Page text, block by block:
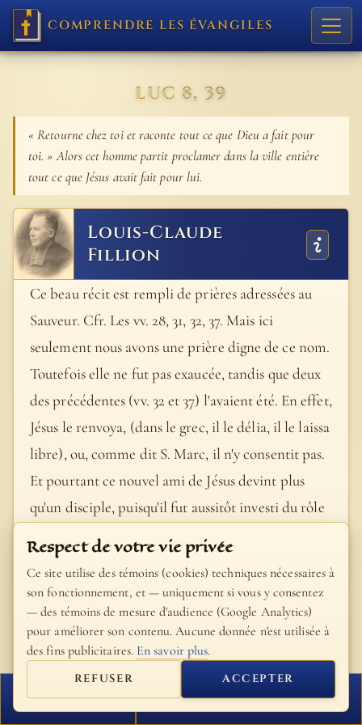
COMPRENDRE LES ÉVANGILES
LUC 8, 39
« Retourne chez toi et raconte tout ce que Dieu a fait pour
toi. » Alors cet homme partit proclamer dans la ville entière
tout ce que Jésus avait fait pour lui.
Louis-Claude
Fillion
Ce beau récit est rempli de prières adressées au
Sauveur. Cfr. Les vv. 28, 31, 32, 37. Mais ici
seulement nous avons une prière digne de ce nom.
Toutefois elle ne fut pas exaucée, tandis que deux
des précédentes (vv. 32 et 37) l'avaient été. En effet,
Jésus le renvoya, (dans le grec, il le délia, il le laissa
libre), ou, comme dit S. Marc, il n'y consentit pas.
Et pourtant ce nouvel ami de Jésus devint plus
qu'un disciple, puisqu'il fut aussitôt investi du rôle
d'apôtre et d'évangéliste, raconte les grandes
choses… : rôle dont il s'acquitta avec le plus grand
zèle, il s'en alla … publiant. Notons ici, comme
dans le second Évangile, une nuance intéressante
sur les formules. Jésus dit au possédé qu'il venait de
guérir : « raconte les grandes choses que Dieu t'a
faites » ; le possédé s'en va prêchant les grandes
choses que Jésus lui avait faites.
FERMER PROCHAIN VERSET
Respect de votre vie privée
Ce site utilise des témoins (cookies) techniques nécessaires à
son fonctionnement, et — uniquement si vous y consentez
— des témoins de mesure d'audience (Google Analytics)
pour améliorer son contenu. Aucune donnée n'est utilisée à
des fins publicitaires. En savoir plus.
REFUSER ACCEPTER